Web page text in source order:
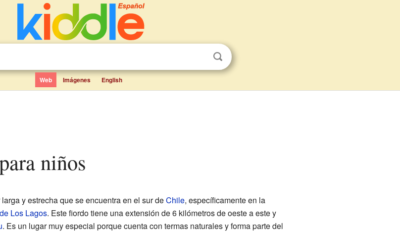
Web Imágenes English
niños
y estrecha que se encuentra en el sur deChile, específicamente en la
Los Lagos. Este fiordo tiene una extensión de 6 kilómetros de oeste a este y
. Es un lugar muy especial porque cuenta con termas naturales y forma parte del